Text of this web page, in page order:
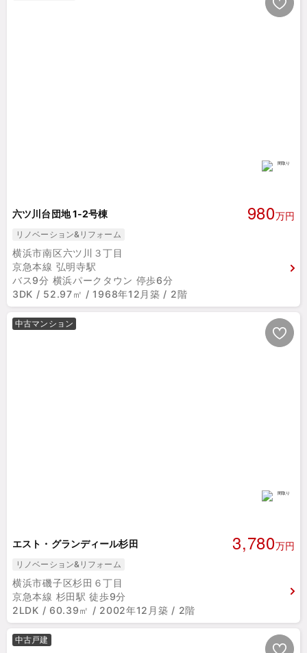
六ツ川台団地 1-2号棟 980万円
リノベーション&リフォーム
横浜市南区六ツ川３丁目
京急本線 弘明寺駅
バス9分 横浜パークタウン 停歩6分
3DK / 52.97㎡ / 1968年12月築 / 2階
中古マンション
エスト・グランディール杉田 3,780万円
リノベーション&リフォーム
横浜市磯子区杉田６丁目
京急本線 杉田駅 徒歩9分
2LDK / 60.39㎡ / 2002年12月築 / 2階
中古戸建